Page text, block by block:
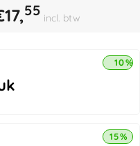
17,55 incl. btw
10%
15%